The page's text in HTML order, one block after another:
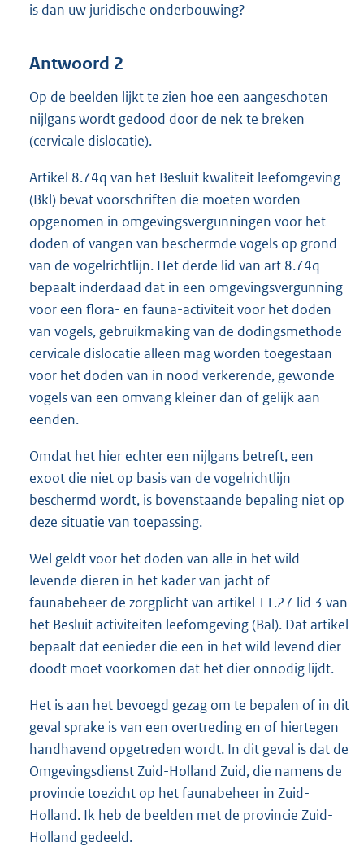
is dan uw juridische onderbouwing?
Antwoord 2
Op de beelden lijkt te zien hoe een aangeschoten
nijlgans wordt gedood door de nek te breken
(cervicale dislocatie).
Artikel 8.74q van het Besluit kwaliteit leefomgeving
(Bkl) bevat voorschriften die moeten worden
opgenomen in omgevingsvergunningen voor het
doden of vangen van beschermde vogels op grond
van de vogelrichtlijn. Het derde lid van art 8.74q
bepaalt inderdaad dat in een omgevingsvergunning
voor een flora- en fauna-activiteit voor het doden
van vogels, gebruikmaking van de dodingsmethode
cervicale dislocatie alleen mag worden toegestaan
voor het doden van in nood verkerende, gewonde
vogels van een omvang kleiner dan of gelijk aan
eenden.
Omdat het hier echter een nijlgans betreft, een
exoot die niet op basis van de vogelrichtlijn
beschermd wordt, is bovenstaande bepaling niet op
deze situatie van toepassing.
Wel geldt voor het doden van alle in het wild
levende dieren in het kader van jacht of
faunabeheer de zorgplicht van artikel 11.27 lid 3 van
het Besluit activiteiten leefomgeving (Bal). Dat artikel
bepaalt dat eenieder die een in het wild levend dier
doodt moet voorkomen dat het dier onnodig lijdt.
Het is aan het bevoegd gezag om te bepalen of in dit
geval sprake is van een overtreding en of hiertegen
handhavend opgetreden wordt. In dit geval is dat de
Omgevingsdienst Zuid-Holland Zuid, die namens de
provincie toezicht op het faunabeheer in Zuid-
Holland. Ik heb de beelden met de provincie Zuid-
Holland gedeeld.